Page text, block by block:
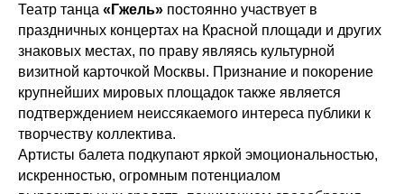
Театр танца «Гжель» постоянно участвует в
праздничных концертах на Красной площади и других
знаковых местах, по праву являясь культурной
визитной карточкой Москвы. Признание и покорение
крупнейших мировых площадок также является
подтверждением неиссякаемого интереса публики к
творчеству коллектива.
Артисты балета подкупают яркой эмоциональностью,
искренностью, огромным потенциалом